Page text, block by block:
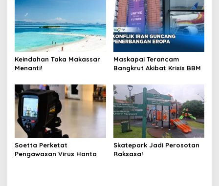
Keindahan Taka Makassar
Menanti!
Maskapai Terancam
Bangkrut Akibat Krisis BBM
Soetta Perketat
Pengawasan Virus Hanta
Skatepark Jadi Perosotan
Raksasa!